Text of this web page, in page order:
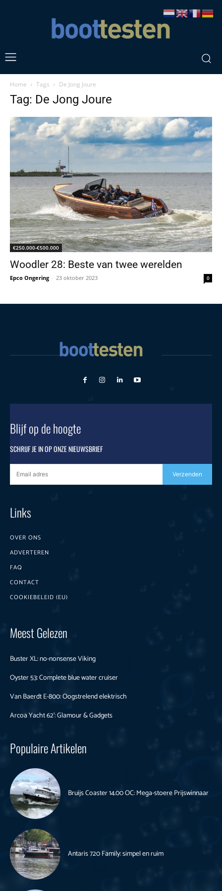
Home Tags De Jong Joure
Tag: De Jong Joure
€250.000-€500.000
Woodler 28: Beste van twee werelden
Epco Ongering - 23 oktober 2023 0
Blijf op de hoogte
SCHRIJF JE IN OP ONZE NIEUWSBRIEF
Verzenden
Links
OVER ONS
ADVERTEREN
FAQ
CONTACT
COOKIEBELEID (EU)
Meest Gelezen
Buster XL: no-nonsense Viking
Oyster 53: Complete blue water cruiser
Van Baerdt E-800: Oogstrelend elektrisch
Arcoa Yacht 62’: Glamour & Gadgets
Populaire Artikelen
Bruijs Coaster 14.00 OC: Mega-stoere Prijswinnaar
Antaris 720 Family: simpel en ruim